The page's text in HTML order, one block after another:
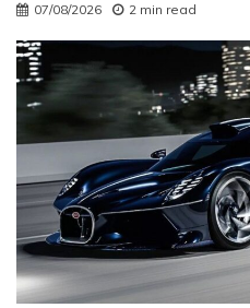
07/08/2026 2 min read